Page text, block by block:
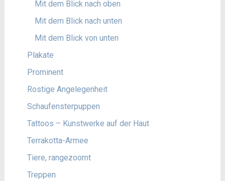
Mit dem Blick nach oben
Mit dem Blick nach unten
Mit dem Blick von unten
Plakate
Prominent
Rostige Angelegenheit
Schaufensterpuppen
Tattoos – Kunstwerke auf der Haut
Terrakotta-Armee
Tiere, rangezoomt
Treppen